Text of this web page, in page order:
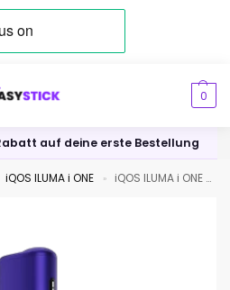
0
auf deine erste Bestellung
iQOS ILUMA i ONE » iQOS ILUMA i ONE Electric Purple